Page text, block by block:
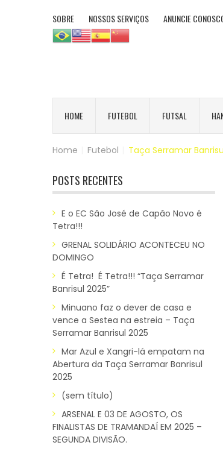
SOBRE NOSSOS SERVIÇOS ANUNCIE
HOME FUTEBOL FUTSAL
Home Futebol Taça Serramar
POSTS RECENTES
E o EC São José de Capão Novo é
Tetra!!!
GRENAL SOLIDÁRIO ACONTECEU NO
DOMINGO
É Tetra! É Tetra!!! “Taça Serramar
Banrisul 2025”
Minuano faz o dever de casa e
vence a Sestea na estreia – Taça
Serramar Banrisul 2025
Mar Azul e Xangri-lá empatam na
Abertura da Taça Serramar Banrisul
2025
(sem título)
ARSENAL E 03 DE AGOSTO, OS
FINALISTAS DE TRAMANDAÍ EM 2025 –
SEGUNDA DIVISÃO.